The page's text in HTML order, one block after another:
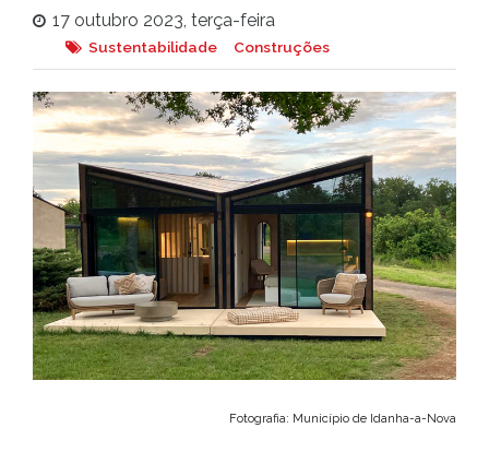
17 outubro 2023, terça-feira
Sustentabilidade Construções
Fotografia: Município de Idanha-a-Nova